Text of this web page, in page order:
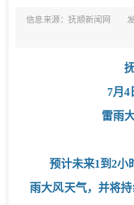
信息来源：抚顺新闻网
7月4
雷雨
预计未来1到2小
雨大风天气，并将